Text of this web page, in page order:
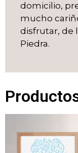
domicilio,
mucho
disfrutar, de
Piedra.